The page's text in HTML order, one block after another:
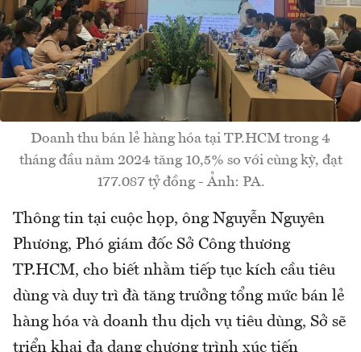
Doanh thu bán lẻ hàng hóa tại TP.HCM trong 4
tháng đầu năm 2024 tăng 10,5% so với cùng kỳ, đạt
177.087 tỷ đồng - Ảnh: PA.
Thông tin tại cuộc họp, ông Nguyễn Nguyên
Phương, Phó giám đốc Sở Công thương
TP.HCM, cho biết nhằm tiếp tục kích cầu tiêu
dùng và duy trì đà tăng trưởng tổng mức bán lẻ
hàng hóa và doanh thu dịch vụ tiêu dùng, Sở sẽ
triển khai đa dạng chương trình xúc tiến